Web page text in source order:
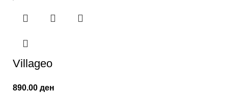
Villageo
890.00 ден